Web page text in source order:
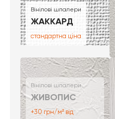
Вінілові шпалери
ЖАККАРД
стандартна ціна
Вінілові шпалери
ЖИВОПИС
+30 грн/м² від